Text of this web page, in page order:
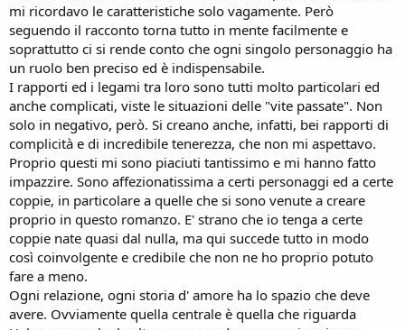
mi ricordavo le caratteristiche solo vagamente. Però
seguendo il racconto torna tutto in mente facilmente e
soprattutto ci si rende conto che ogni singolo personaggio ha
un ruolo ben preciso ed è indispensabile.
I rapporti ed i legami tra loro sono tutti molto particolari ed
anche complicati, viste le situazioni delle "vite passate". Non
solo in negativo, però. Si creano anche, infatti, bei rapporti di
complicità e di incredibile tenerezza, che non mi aspettavo.
Proprio questi mi sono piaciuti tantissimo e mi hanno fatto
impazzire. Sono affezionatissima a certi personaggi ed a certe
coppie, in particolare a quelle che si sono venute a creare
proprio in questo romanzo. E' strano che io tenga a certe
coppie nate quasi dal nulla, ma qui succede tutto in modo
così coinvolgente e credibile che non ne ho proprio potuto
fare a meno.
Ogni relazione, ogni storia d' amore ha lo spazio che deve
avere. Ovviamente quella centrale è quella che riguarda